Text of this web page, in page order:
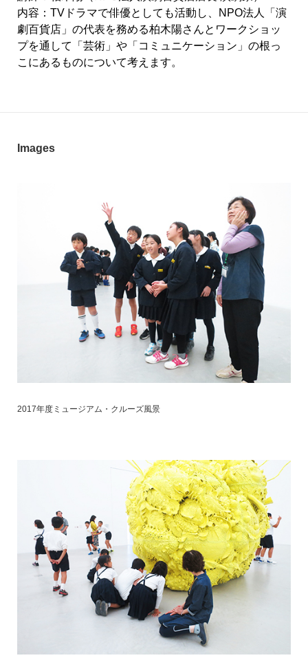
内容：TVドラマで俳優としても活動し、NPO法人「演
劇百貨店」の代表を務める柏木陽さんとワークショッ
プを通して「芸術」や「コミュニケーション」の根っ
こにあるものについて考えます。
Images
2017年度ミュージアム・クルーズ風景